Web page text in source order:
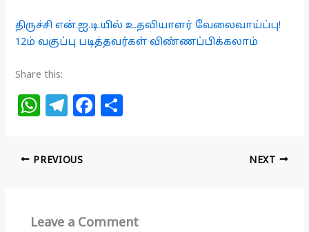
திருச்சி என்.ஐ.டி.யில் உதவியாளர் வேலைவாய்ப்பு!
12ம் வகுப்பு படித்தவர்கள் விண்ணப்பிக்கலாம்
Share this:
W
at
s
p
T
e
g
m
F
o
PREVIOUS NEXT
Leave a Comment